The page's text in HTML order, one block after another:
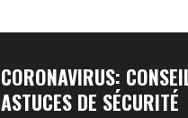
CORONAVIRUS:
ASTUCES DE SÉCURITÉ